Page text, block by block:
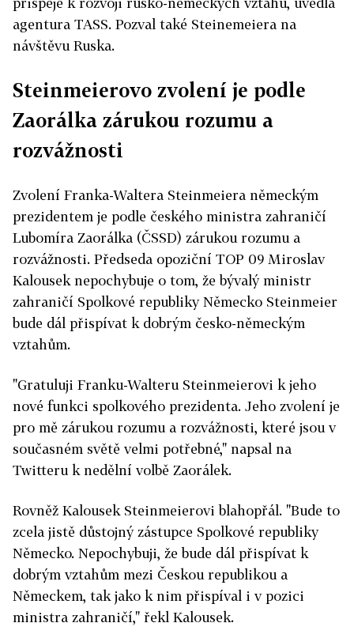
agentura TASS. Pozval také Steinemeiera na
návštěvu Ruska.
Steinmeierovo zvolení je podle
Zaorálka zárukou rozumu a
rozvážnosti
Zvolení Franka-Waltera Steinmeiera německým
prezidentem je podle českého ministra zahraničí
Lubomíra Zaorálka (ČSSD) zárukou rozumu a
rozvážnosti. Předseda opoziční TOP 09 Miroslav
Kalousek nepochybuje o tom, že bývalý ministr
zahraničí Spolkové republiky Německo Steinmeier
bude dál přispívat k dobrým česko-německým
vztahům.
"Gratuluji Franku-Walteru Steinmeierovi k jeho
nové funkci spolkového prezidenta. Jeho zvolení je
pro mě zárukou rozumu a rozvážnosti, které jsou v
současném světě velmi potřebné," napsal na
Twitteru k nedělní volbě Zaorálek.
Rovněž Kalousek Steinmeierovi blahopřál. "Bude to
zcela jistě důstojný zástupce Spolkové republiky
Německo. Nepochybuji, že bude dál přispívat k
dobrým vztahům mezi Českou republikou a
Německem, tak jako k nim přispíval i v pozici
ministra zahraničí," řekl Kalousek.